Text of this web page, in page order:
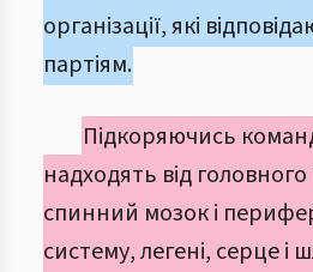
організації, які
партіям.
Підкоряючись
надходять від
спинний мозок і
систему, легені, серце і